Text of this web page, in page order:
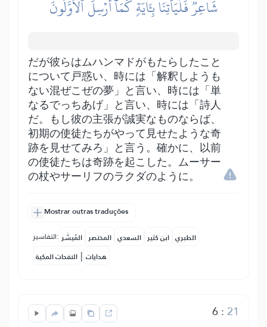
شَاعِرٞ فَلۡيَأۡتِنَا بِـَٔايَةٖ كَمَآ أُرۡسِلَ ٱلۡأَوَّلُونَ
だが彼らはムハンマドがもたらしたこと
について戸惑い、時には「解釈しようも
ない混ぜこぜの夢」と言い、時には「単
なるでっちあげ」と言い、時には「詩人
だ。もし彼の主張が誠実なものならば、
初期の使徒たちがやって見せたような奇
跡を見せてみろ」と言う。確かに、以前
の使徒たちは奇跡を起こした。ムーサー
の杖やサーリフのラクダのように。
Mostrar outras traduções
التفاسير: المُيسَّر المختصر السعدي ابن كثير الطبري
النفحات المكية | هدايات
6: 21